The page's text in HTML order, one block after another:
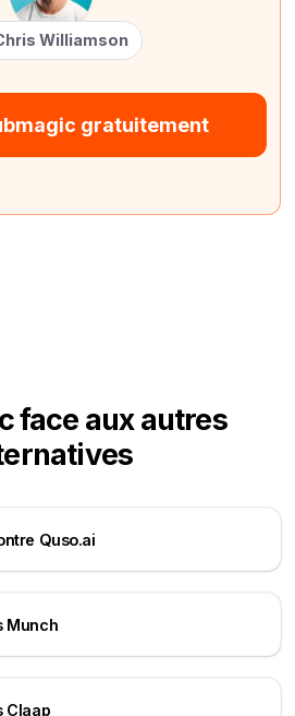
Williamson
gratuitement
face aux autres
Quso.ai
Munch
Claap